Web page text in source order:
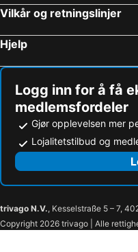
Vilkår og retningslinjer
Hjelp
Logg inn for å få
medlemsfordeler
Gjør opplevelsen mer
Lojalitetstilbud og
trivago N.V., Kesselstraße 5 – 7,
Copyright 2026 trivago | Alle